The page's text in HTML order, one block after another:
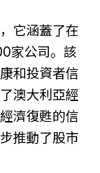
它涵蓋了在
家公司。該
和投資者信
澳大利亞經
濟復甦的信
推動了股市